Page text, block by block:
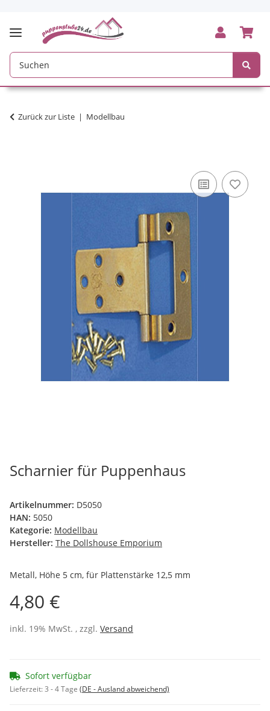
Zurück zur Liste Modellbau
Scharnier für Puppenhaus
Artikelnummer: D5050
HAN: 5050
Kategorie: Modellbau
Hersteller: The Dollshouse Emporium
Metall, Höhe 5 cm, für Plattenstärke 12,5 mm
4,80 €
inkl. 19% MwSt. , zzgl. Versand
Sofort verfügbar
Lieferzeit:3 - 4 Tage (DE - Ausland abweichend)